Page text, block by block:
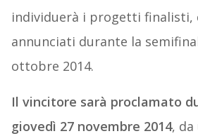
individuerà i progetti finalisti,
annunciati durante la
ottobre 2014.
Il vincitore sarà proclamato
giovedì 27 novembre 2014, da